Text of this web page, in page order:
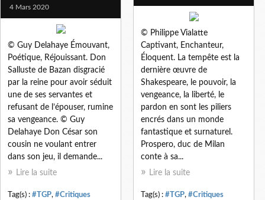
© Philippe Vialatte
Captivant, Enchanteur,
Éloquent. La tempête est la
dernière œuvre de
Shakespeare, le pouvoir, la
vengeance, la liberté, le
pardon en sont les piliers
encrés dans un monde
fantastique et surnaturel.
Prospero, duc de Milan
conte à sa...
Lire la suite
Tag(s) : #TGP, #Critiques
4 Mars 2020
© Guy Delahaye Émouvant,
Poétique, Réjouissant. Don
Salluste de Bazan disgracié
par la reine pour avoir séduit
une de ses servantes et
refusant de l’épouser, rumine
sa vengeance. © Guy
Delahaye Don César son
cousin ne voulant entrer
dans son jeu, il demande...
Lire la suite
Tag(s) : #TGP, #Critiques